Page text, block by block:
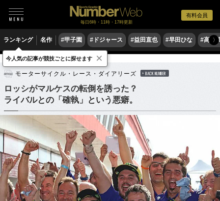
有料会員
毎日6時・11時・17時更新
ランキング 名作 #甲子園 #ドジャース #益田直也 #早田ひな #高木
〉
モータースポーツ MotoGP
モーターサイクル・レース・ダイアリーズ BACK NUMBER
ロッシがマルケスの転倒を誘った？
ライバルとの「確執」という悪癖。
今人気の記事が競技ごとに探せます ×